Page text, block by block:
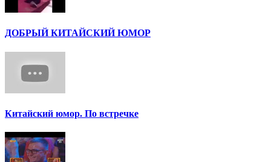
ДОБРЫЙ КИТАЙСКИЙ ЮМОР
Китайский юмор. По встречке